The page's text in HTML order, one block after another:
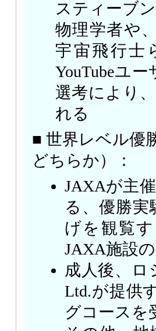
スティーブ
物理学者や
宇宙飛行士
YouTubeユ
選考により
れる
■ 世界レベル優
どちらか）：
JAXAが主催
る、優勝
げを観覧
JAXA施設
成人後、ロ
Ltd.が提供
グコースを